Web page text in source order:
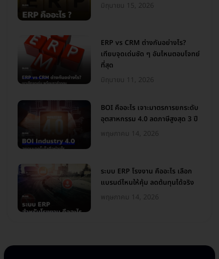
มิถุนายน 15, 2026
ERP vs CRM ต่างกันอย่างไร?
เทียบจุดเด่นชัด ๆ อันไหนตอบโจทย์
ที่สุด
มิถุนายน 11, 2026
BOI คืออะไร เจาะมาตรการยกระดับ
อุตสาหกรรม 4.0 ลดภาษีสูงสุด 3 ปี
พฤษภาคม 14, 2026
ระบบ ERP โรงงาน คืออะไร เลือก
แบรนด์ไหนให้คุ้ม ลดต้นทุนได้จริง
พฤษภาคม 14, 2026